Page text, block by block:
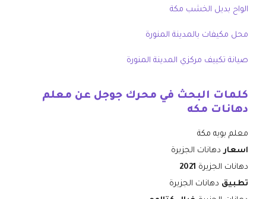
الواح بديل الخشب مكة
محل مكيفات بالمدينة المنورة
صيانة تكييف مركزي المدينة المنورة
كلمات البحث في محرك جوجل عن معلم
دهانات مكه
معلم بويه مكة
اسعاردهانات الجزيرة
دهانات الجزيرة 2021
تطبيق دهانات الجزيرة